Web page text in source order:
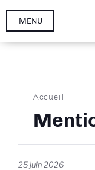
Aller
MENU
Fil
d'Ariane
Accueil
25 juin 2026